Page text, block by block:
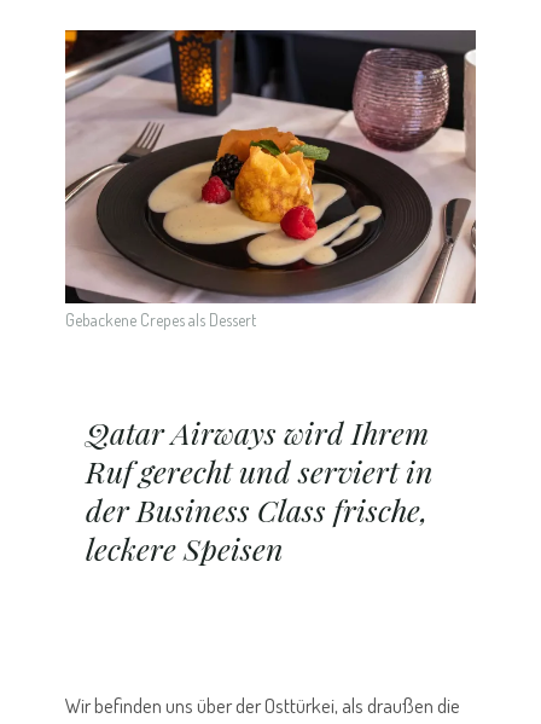
Gebackene Crepes als Dessert
Qatar Airways wird Ihrem
Ruf gerecht und serviert in
der Business Class frische,
leckere Speisen
Wir befinden uns über der Osttürkei, als draußen die